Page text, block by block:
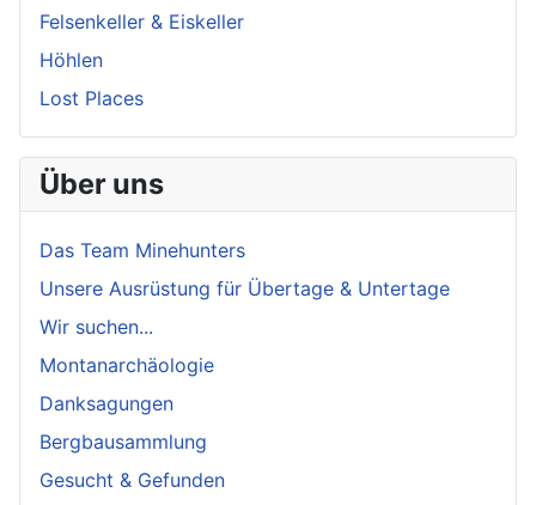
Felsenkeller & Eiskeller
Höhlen
Lost Places
Über uns
Das Team Minehunters
Unsere Ausrüstung für Übertage & Untertage
Wir suchen...
Montanarchäologie
Danksagungen
Bergbausammlung
Gesucht & Gefunden